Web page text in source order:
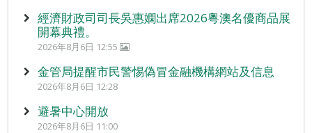
經濟財政司司長吳惠嫻出席2026粵澳名優商品展
開幕典禮。
2026年8月6日 12:55
金管局提醒市民警惕偽冒金融機構網站及信息
2026年8月6日 12:28
避暑中心開放
2026年8月6日 11:00